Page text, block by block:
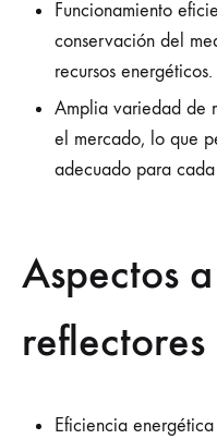
Funcionamiento
conservación del
recursos energéticos.
Amplia variedad de
el mercado, lo que
adecuado para
Aspectos
Eficiencia energética